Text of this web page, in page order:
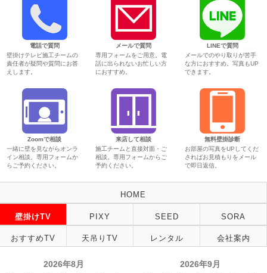
電話で質問
壁掛けテレビ施工チームの
責任者が疑問や質問にお答
えします。
メールで質問
専用フォームをご用意。電
話に出られないお忙しい方
におすすめ。
LINEで質問
メールでのやり取りが苦手
な方におすすめ。写真もUP
できます。
Zoomで相談
一緒に壁を見ながらオンラ
イン相談。専用フォームか
らご予約ください。
来店して相談
施工チームと直接対面・ご
相談。専用フォームからご
予約ください。
無料壁掛診断
お部屋の写真をUPしてくだ
さればお見積もりをメール
で即日返信。
HOME
壁掛けTV PIXY SEED SORA
おすすめTV 天吊りTV レンタル 会社案内
2026年8月 2026年9月